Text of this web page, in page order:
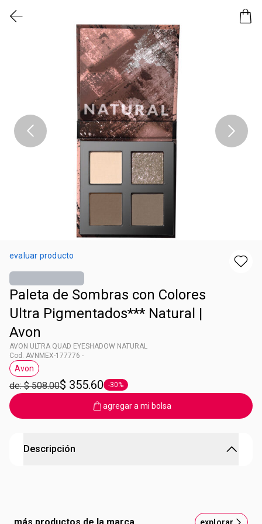
evaluar producto
Paleta de Sombras con Colores
Ultra Pigmentados*** Natural |
Avon
AVON ULTRA QUAD EYESHADOW NATURAL
Cod. AVNMEX-177776 -
Etiqueta Avon
Avon
de: $ 508.00$ 355.60 Etiqueta -30%
-30%
agregar a mi bolsa
Descripción
Descubre la magia en tus manos con nuestra paleta de
explorar